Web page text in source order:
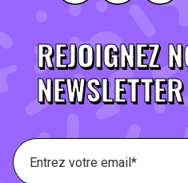
REJOIGNEZ
NEWSLETTER